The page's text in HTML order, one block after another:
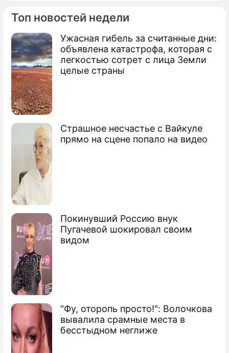
Топ новостей недели
Ужасная гибель за считанные дни:
объявлена катастрофа, которая с
легкостью сотрет с лица Земли
целые страны
Страшное несчастье с Вайкуле
прямо на сцене попало на видео
Покинувший Россию внук
Пугачевой шокировал своим
видом
"Фу, оторопь просто!": Волочкова
вывалила срамные места в
бесстыдном неглиже
По теме
Ларионов введен в Зал славы НХЛ
Уэйн Гретцки рассчитывает на
Овечкина
Российские хоккеисты разобрались в
НХЛ